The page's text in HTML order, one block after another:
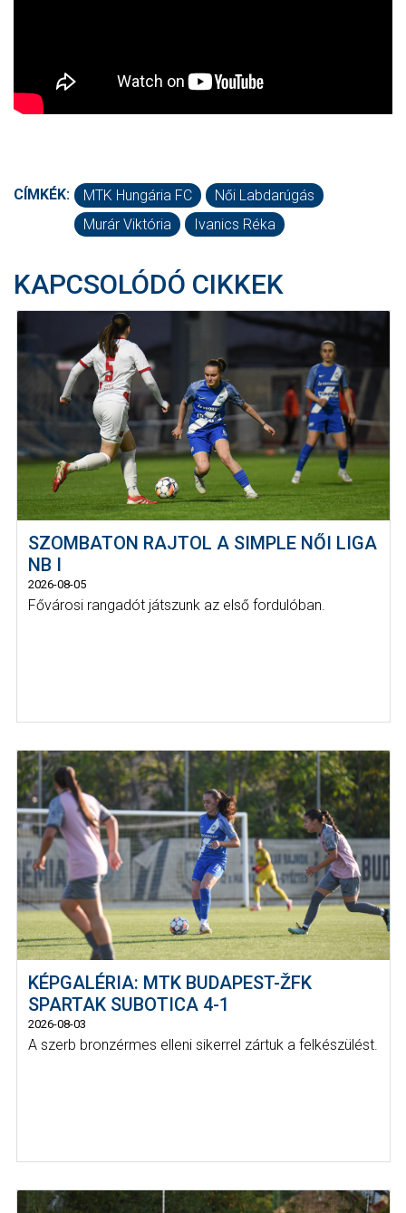
CÍMKÉK: MTK Hungária FC
Női Labdarúgás
Murár Viktória
Ivanics Réka
KAPCSOLÓDÓ CIKKEK
SZOMBATON RAJTOL A SIMPLE NŐI LIGA
NB I
2026-08-05
Fővárosi rangadót játszunk az első fordulóban.
KÉPGALÉRIA: MTK BUDAPEST-ŽFK
SPARTAK SUBOTICA 4-1
2026-08-03
A szerb bronzérmes elleni sikerrel zártuk a felkészülést.